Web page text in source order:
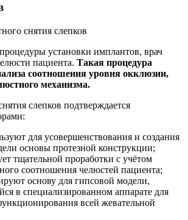
установки имплантов, врач
пациента. Такая процедура
соотношения уровня окклюзии,
механизма.
слепков подтверждается
для усовершенствования и создания
основы протезной конструкции;
тщательной проработки с учётом
соотношения челюстей пациента;
основу для гипсовой модели,
в специализированном аппарате для
всей жевательной